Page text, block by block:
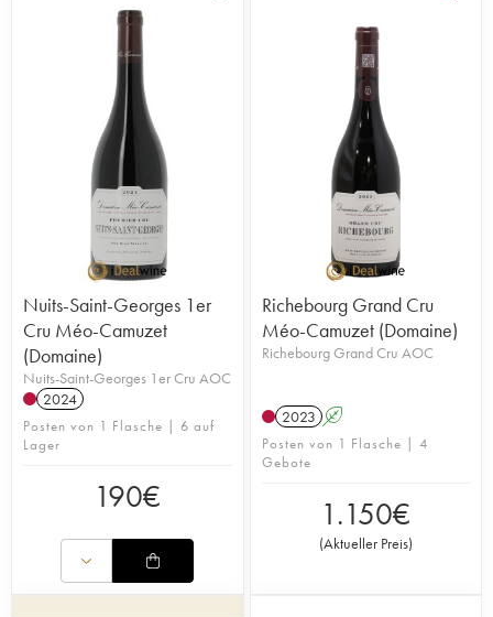
Nuits-Saint-Georges 1er
Cru Méo-Camuzet
(Domaine)
Nuits-Saint-Georges 1er Cru AOC
2024
Posten von 1 Flasche | 6 auf
Lager
190€
Richebourg Grand Cru
Méo-Camuzet (Domaine)
Richebourg Grand Cru AOC
2023 A
Posten von 1 Flasche | 4
Gebote
1.150€
(Aktueller Preis)